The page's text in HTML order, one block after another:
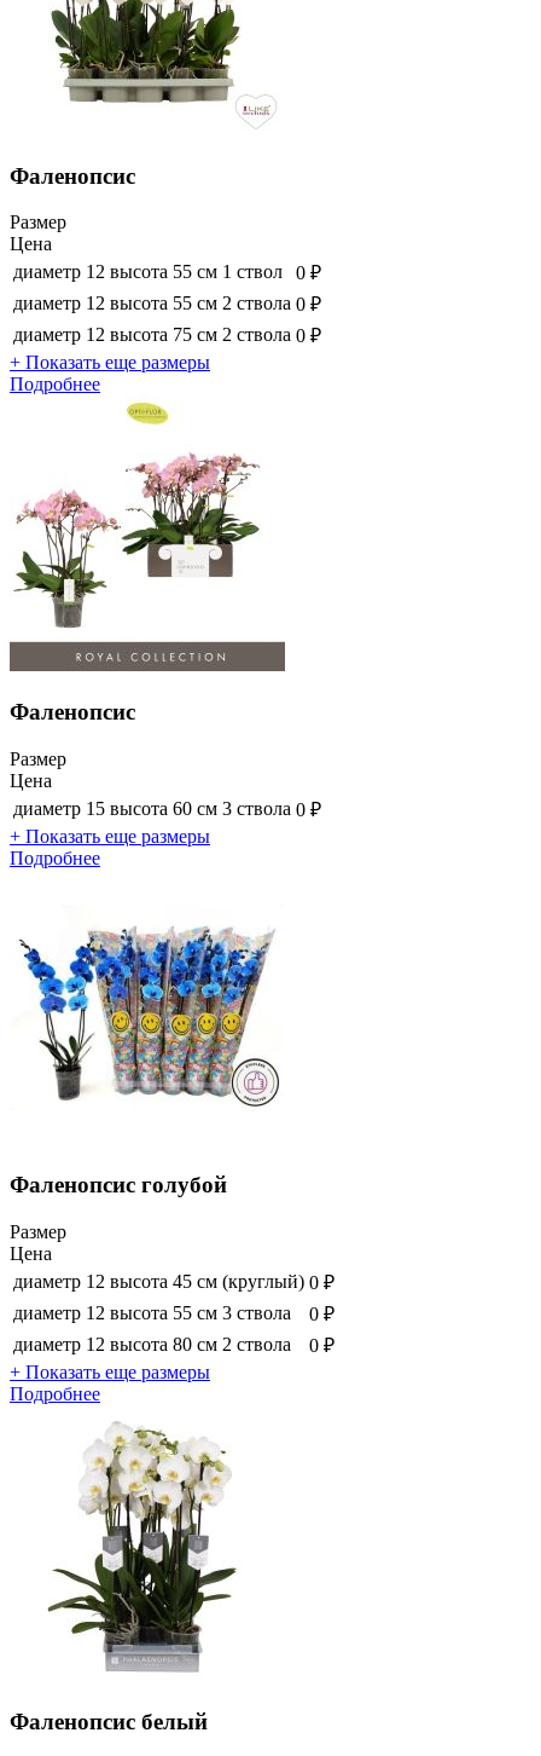
Фаленопсис
Размер
Цена
диаметр 12 высота 55 см 1 ствол
0 ₽
диаметр 12 высота 55 см 2 ствола 0 ₽
диаметр 12 высота 75 см 2 ствола 0 ₽
+ Показать еще размеры
Подробнее
Фаленопсис
Размер
Цена
диаметр 15 высота 60 см 3 ствола 0 ₽
+ Показать еще размеры
Подробнее
Фаленопсис голубой
Размер
Цена
диаметр 12 высота 45 см (круглый) 0 ₽
диаметр 12 высота 55 см 3 ствола
0 ₽
диаметр 12 высота 80 см 2 ствола
0 ₽
+ Показать еще размеры
Подробнее
Фаленопсис белый